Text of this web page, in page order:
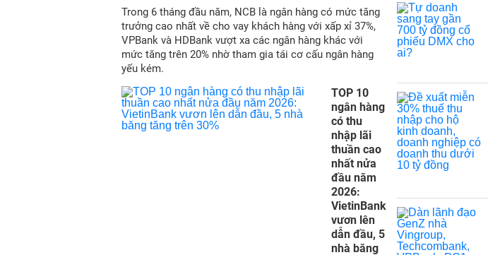
Trong 6 tháng đầu năm, NCB là ngân hàng có mức tăng
trưởng cao nhất về cho vay khách hàng với xấp xỉ 37%,
VPBank và HDBank vượt xa các ngân hàng khác với
mức tăng trên 20% nhờ tham gia tái cơ cấu ngân hàng
yếu kém.
TOP 10
ngân hàng
có thu
nhập lãi
thuần cao
nhất nửa
đầu năm
2026:
VietinBank
vươn lên
dẫn đầu, 5
nhà băng